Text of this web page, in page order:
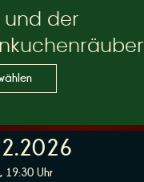
und der
19:30 Uhr